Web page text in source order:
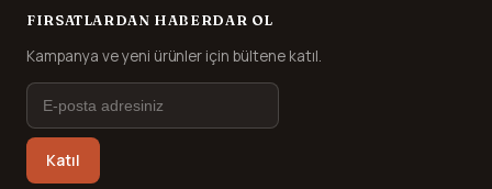
FIRSATLARDAN HABERDAR OL
Kampanya ve yeni ürünler için bültene katıl.
Katıl